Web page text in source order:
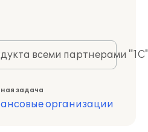
всеми партнерами
задача
организации